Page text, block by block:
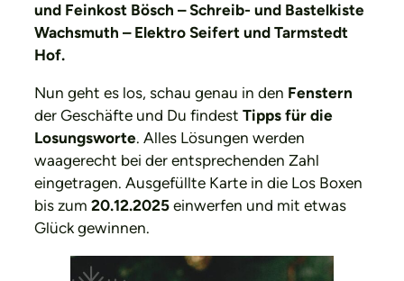
und Feinkost Bösch – Schreib- und Bastelkiste
Wachsmuth – Elektro Seifert und Tarmstedt
Hof.
Nun geht es los, schau genau in den Fenstern
der Geschäfte und Du findest Tipps für die
Losungsworte. Alles Lösungen werden
waagerecht bei der entsprechenden Zahl
eingetragen. Ausgefüllte Karte in die Los Boxen
bis zum 20.12.2025einwerfen und mit etwas
Glück gewinnen.